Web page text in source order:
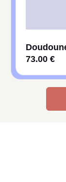
73.00 €